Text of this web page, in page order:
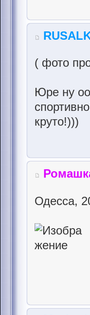
( фото
Юре ну
круто!)))
Одесса,